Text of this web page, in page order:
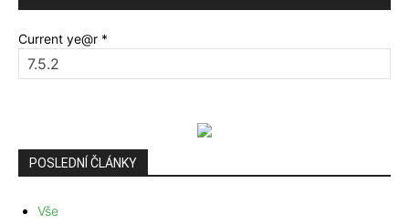
Current ye@r *
POSLEDNÍ ČLÁNKY
Vše